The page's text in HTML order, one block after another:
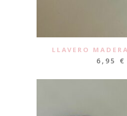
LLAVERO
6,95 €